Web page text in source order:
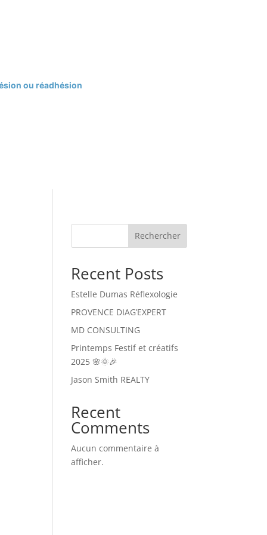
ou réadhésion
Rechercher
Recent Posts
Estelle Dumas Réflexologie
PROVENCE DIAG’EXPERT
MD CONSULTING
Printemps Festif et créatifs
2025 🌸🌞🎉
Jason Smith REALTY
Recent
Comments
Aucun commentaire à
afficher.